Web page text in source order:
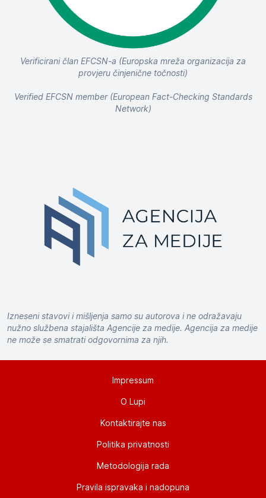
Verificirani član EFCSN-a (Europska mreža organizacija za
provjeru činjenične točnosti)
Verified EFCSN member (European Fact-Checking Standards
Network)
Izneseni stavovi i mišljenja samo su autorova i ne odražavaju
nužno službena stajališta Agencije za medije. Agencija za medije
ne može se smatrati odgovornima za njih.
Impressum
O Lupi
Kontaktirajte nas
Politika privatnosti
Metodologija rada
Pravila ispravaka i nadopuna